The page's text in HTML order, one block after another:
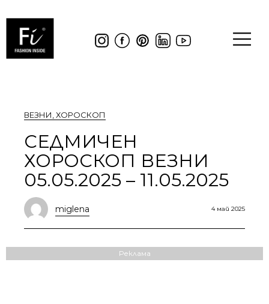
ВЕЗНИ ХОРОСКОП
СЕДМИЧЕН
ХОРОСКОП ВЕЗНИ
05.05.2025 – 11.05.2025
miglena 4 май 2025
Реклама